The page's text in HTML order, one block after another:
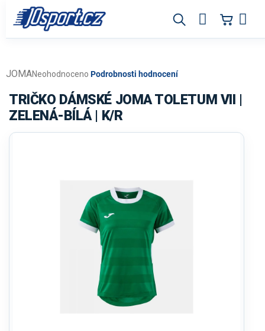
obsah
Průměrné
produktu
je
0,0
Neohodnoceno Podrobnosti hodnocení
JOMA
TRIČKO DÁMSKÉ JOMA TOLETUM VII |
ZELENÁ-BÍLÁ | K/R